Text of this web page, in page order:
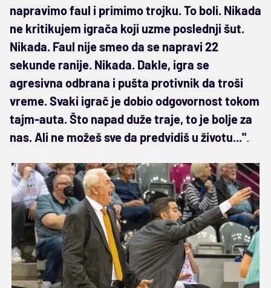
napravimo faul i primimo trojku. To boli. Nikada
ne kritikujem igrača koji uzme poslednji šut.
Nikada. Faul nije smeo da se napravi 22
sekunde ranije. Nikada. Dakle, igra se
agresivna odbrana i pušta protivnik da troši
vreme. Svaki igrač je dobio odgovornost tokom
tajm-auta. Što napad duže traje, to je bolje za
nas. Ali ne možeš sve da predvidiš u životu...".